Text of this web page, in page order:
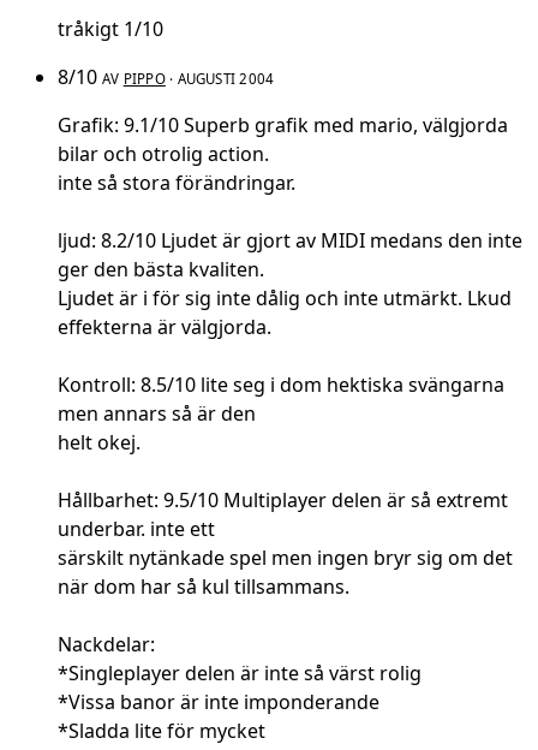
tråkigt 1/10
8/10 AV PIPPO· AUGUSTI 2004
Grafik: 9.1/10 Superb grafik med mario, välgjorda
bilar och otrolig action.
inte så stora förändringar.
ljud: 8.2/10 Ljudet är gjort av MIDI medans den inte
ger den bästa kvaliten.
Ljudet är i för sig inte dålig och inte utmärkt. Lkud
effekterna är välgjorda.
Kontroll: 8.5/10 lite seg i dom hektiska svängarna
men annars så är den
helt okej.
Hållbarhet: 9.5/10 Multiplayer delen är så extremt
underbar. inte ett
särskilt nytänkade spel men ingen bryr sig om det
när dom har så kul tillsammans.
Nackdelar:
*Singleplayer delen är inte så värst rolig
*Vissa banor är inte imponderande
*Sladda lite för mycket